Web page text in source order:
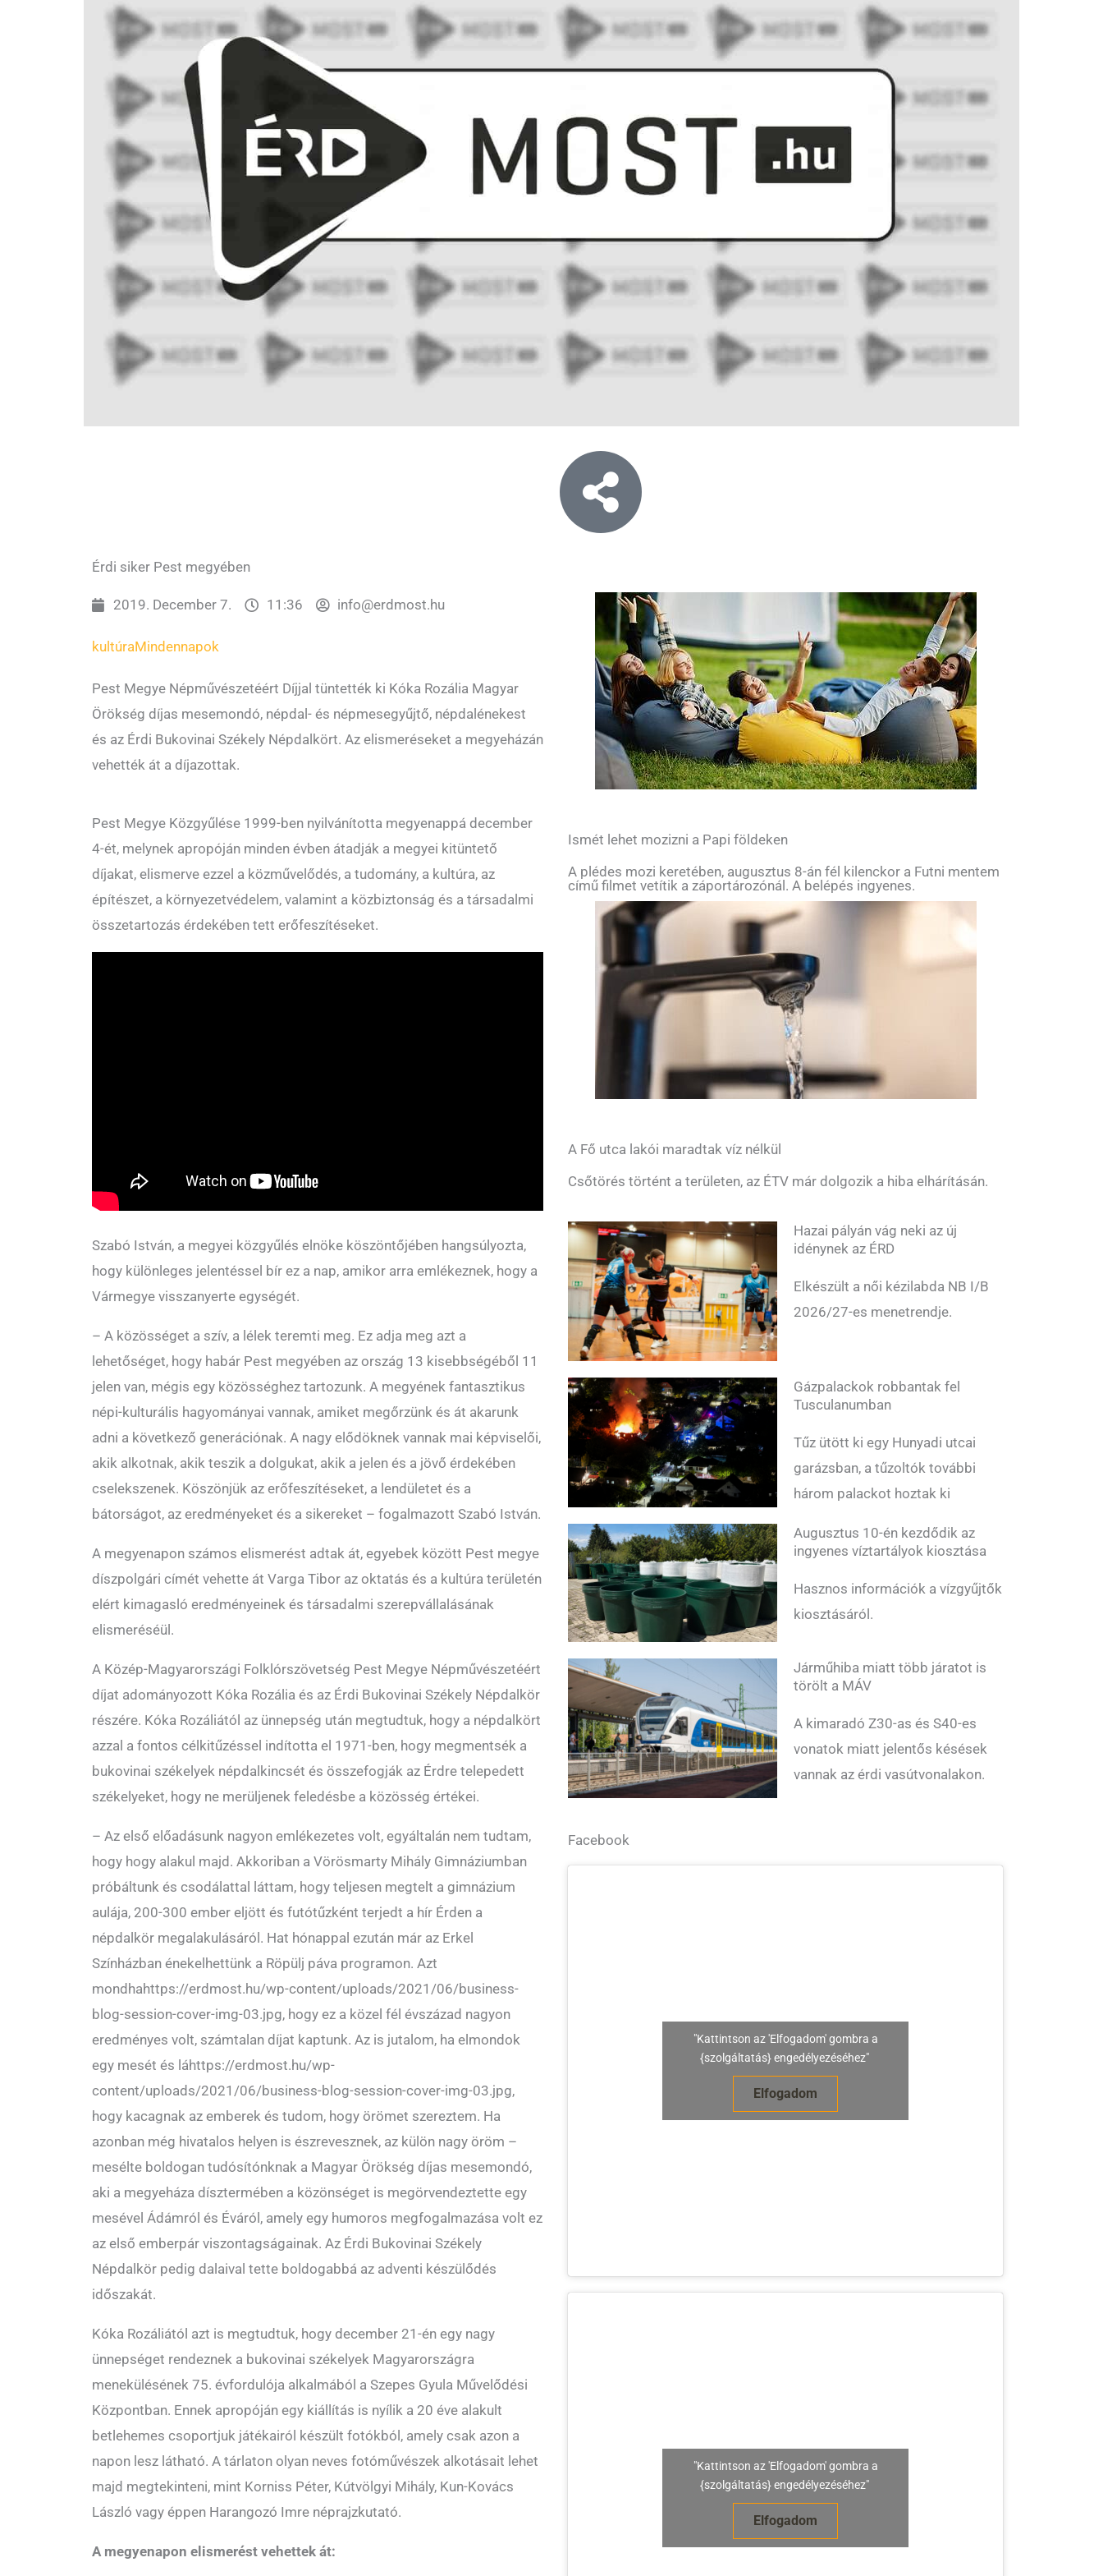
Érdi siker Pest megyében
2019. December 7. 11:36 info@erdmost.hu
kultúraMindennapok
Pest Megye Népművészetéért Díjjal tüntették ki Kóka Rozália Magyar
Örökség díjas mesemondó, népdal- és népmesegyűjtő, népdalénekest
és az Érdi Bukovinai Székely Népdalkört. Az elismeréseket a megyeházán
vehették át a díjazottak.
Pest Megye Közgyűlése 1999-ben nyilvánította megyenappá december
4-ét, melynek apropóján minden évben átadják a megyei kitüntető
díjakat, elismerve ezzel a közművelődés, a tudomány, a kultúra, az
építészet, a környezetvédelem, valamint a közbiztonság és a társadalmi
összetartozás érdekében tett erőfeszítéseket.
Szabó István, a megyei közgyűlés elnöke köszöntőjében hangsúlyozta,
hogy különleges jelentéssel bír ez a nap, amikor arra emlékeznek, hogy a
Vármegye visszanyerte egységét.
– A közösséget a szív, a lélek teremti meg. Ez adja meg azt a
lehetőséget, hogy habár Pest megyében az ország 13 kisebbségéből 11
jelen van, mégis egy közösséghez tartozunk. A megyének fantasztikus
népi-kulturális hagyományai vannak, amiket megőrzünk és át akarunk
adni a következő generációnak. A nagy elődöknek vannak mai képviselői,
akik alkotnak, akik teszik a dolgukat, akik a jelen és a jövő érdekében
cselekszenek. Köszönjük az erőfeszítéseket, a lendületet és a
bátorságot, az eredményeket és a sikereket – fogalmazott Szabó István.
A megyenapon számos elismerést adtak át, egyebek között Pest megye
díszpolgári címét vehette át Varga Tibor az oktatás és a kultúra területén
elért kimagasló eredményeinek és társadalmi szerepvállalásának
elismeréséül.
A Közép-Magyarországi Folklórszövetség Pest Megye Népművészetéért
díjat adományozott Kóka Rozália és az Érdi Bukovinai Székely Népdalkör
részére. Kóka Rozáliától az ünnepség után megtudtuk, hogy a népdalkört
azzal a fontos célkitűzéssel indította el 1971-ben, hogy megmentsék a
bukovinai székelyek népdalkincsét és összefogják az Érdre telepedett
székelyeket, hogy ne merüljenek feledésbe a közösség értékei.
– Az első előadásunk nagyon emlékezetes volt, egyáltalán nem tudtam,
hogy hogy alakul majd. Akkoriban a Vörösmarty Mihály Gimnáziumban
próbáltunk és csodálattal láttam, hogy teljesen megtelt a gimnázium
aulája, 200-300 ember eljött és futótűzként terjedt a hír Érden a
népdalkör megalakulásáról. Hat hónappal ezután már az Erkel
Színházban énekelhettünk a Röpülj páva programon. Azt
mondhahttps://erdmost.hu/wp-content/uploads/2021/06/business-
blog-session-cover-img-03.jpg, hogy ez a közel fél évszázad nagyon
eredményes volt, számtalan díjat kaptunk. Az is jutalom, ha elmondok
egy mesét és láhttps://erdmost.hu/wp-
content/uploads/2021/06/business-blog-session-cover-img-03.jpg,
hogy kacagnak az emberek és tudom, hogy örömet szereztem. Ha
azonban még hivatalos helyen is észrevesznek, az külön nagy öröm –
mesélte boldogan tudósítónknak a Magyar Örökség díjas mesemondó,
aki a megyeháza dísztermében a közönséget is megörvendeztette egy
mesével Ádámról és Éváról, amely egy humoros megfogalmazása volt ez
az első emberpár viszontagságainak. Az Érdi Bukovinai Székely
Népdalkör pedig dalaival tette boldogabbá az adventi készülődés
időszakát.
Kóka Rozáliától azt is megtudtuk, hogy december 21-én egy nagy
ünnepséget rendeznek a bukovinai székelyek Magyarországra
menekülésének 75. évfordulója alkalmából a Szepes Gyula Művelődési
Központban. Ennek apropóján egy kiállítás is nyílik a 20 éve alakult
betlehemes csoportjuk játékairól készült fotókból, amely csak azon a
napon lesz látható. A tárlaton olyan neves fotóművészek alkotásait lehet
majd megtekinteni, mint Korniss Péter, Kútvölgyi Mihály, Kun-Kovács
László vagy éppen Harangozó Imre néprajzkutató.
A megyenapon elismerést vehettek át:
Ismét lehet mozizni a Papi földeken
A plédes mozi keretében, augusztus 8-án fél kilenckor a Futni mentem
című filmet vetítik a záportározónál. A belépés ingyenes.
A Fő utca lakói maradtak víz nélkül
Csőtörés történt a területen, az ÉTV már dolgozik a hiba elhárításán.
Hazai pályán vág neki az új
idénynek az ÉRD
Elkészült a női kézilabda NB I/B
2026/27-es menetrendje.
Gázpalackok robbantak fel
Tusculanumban
Tűz ütött ki egy Hunyadi utcai
garázsban, a tűzoltók további
három palackot hoztak ki
Augusztus 10-én kezdődik az
ingyenes víztartályok kiosztása
Hasznos információk a vízgyűjtők
kiosztásáról.
Járműhiba miatt több járatot is
törölt a MÁV
A kimaradó Z30-as és S40-es
vonatok miatt jelentős késések
vannak az érdi vasútvonalakon.
Facebook
"Kattintson az 'Elfogadom' gombra a
{szolgáltatás} engedélyezéséhez"
Elfogadom
"Kattintson az 'Elfogadom' gombra a
{szolgáltatás} engedélyezéséhez"
Elfogadom